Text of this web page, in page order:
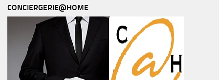
CONCIERGERIE@HOME